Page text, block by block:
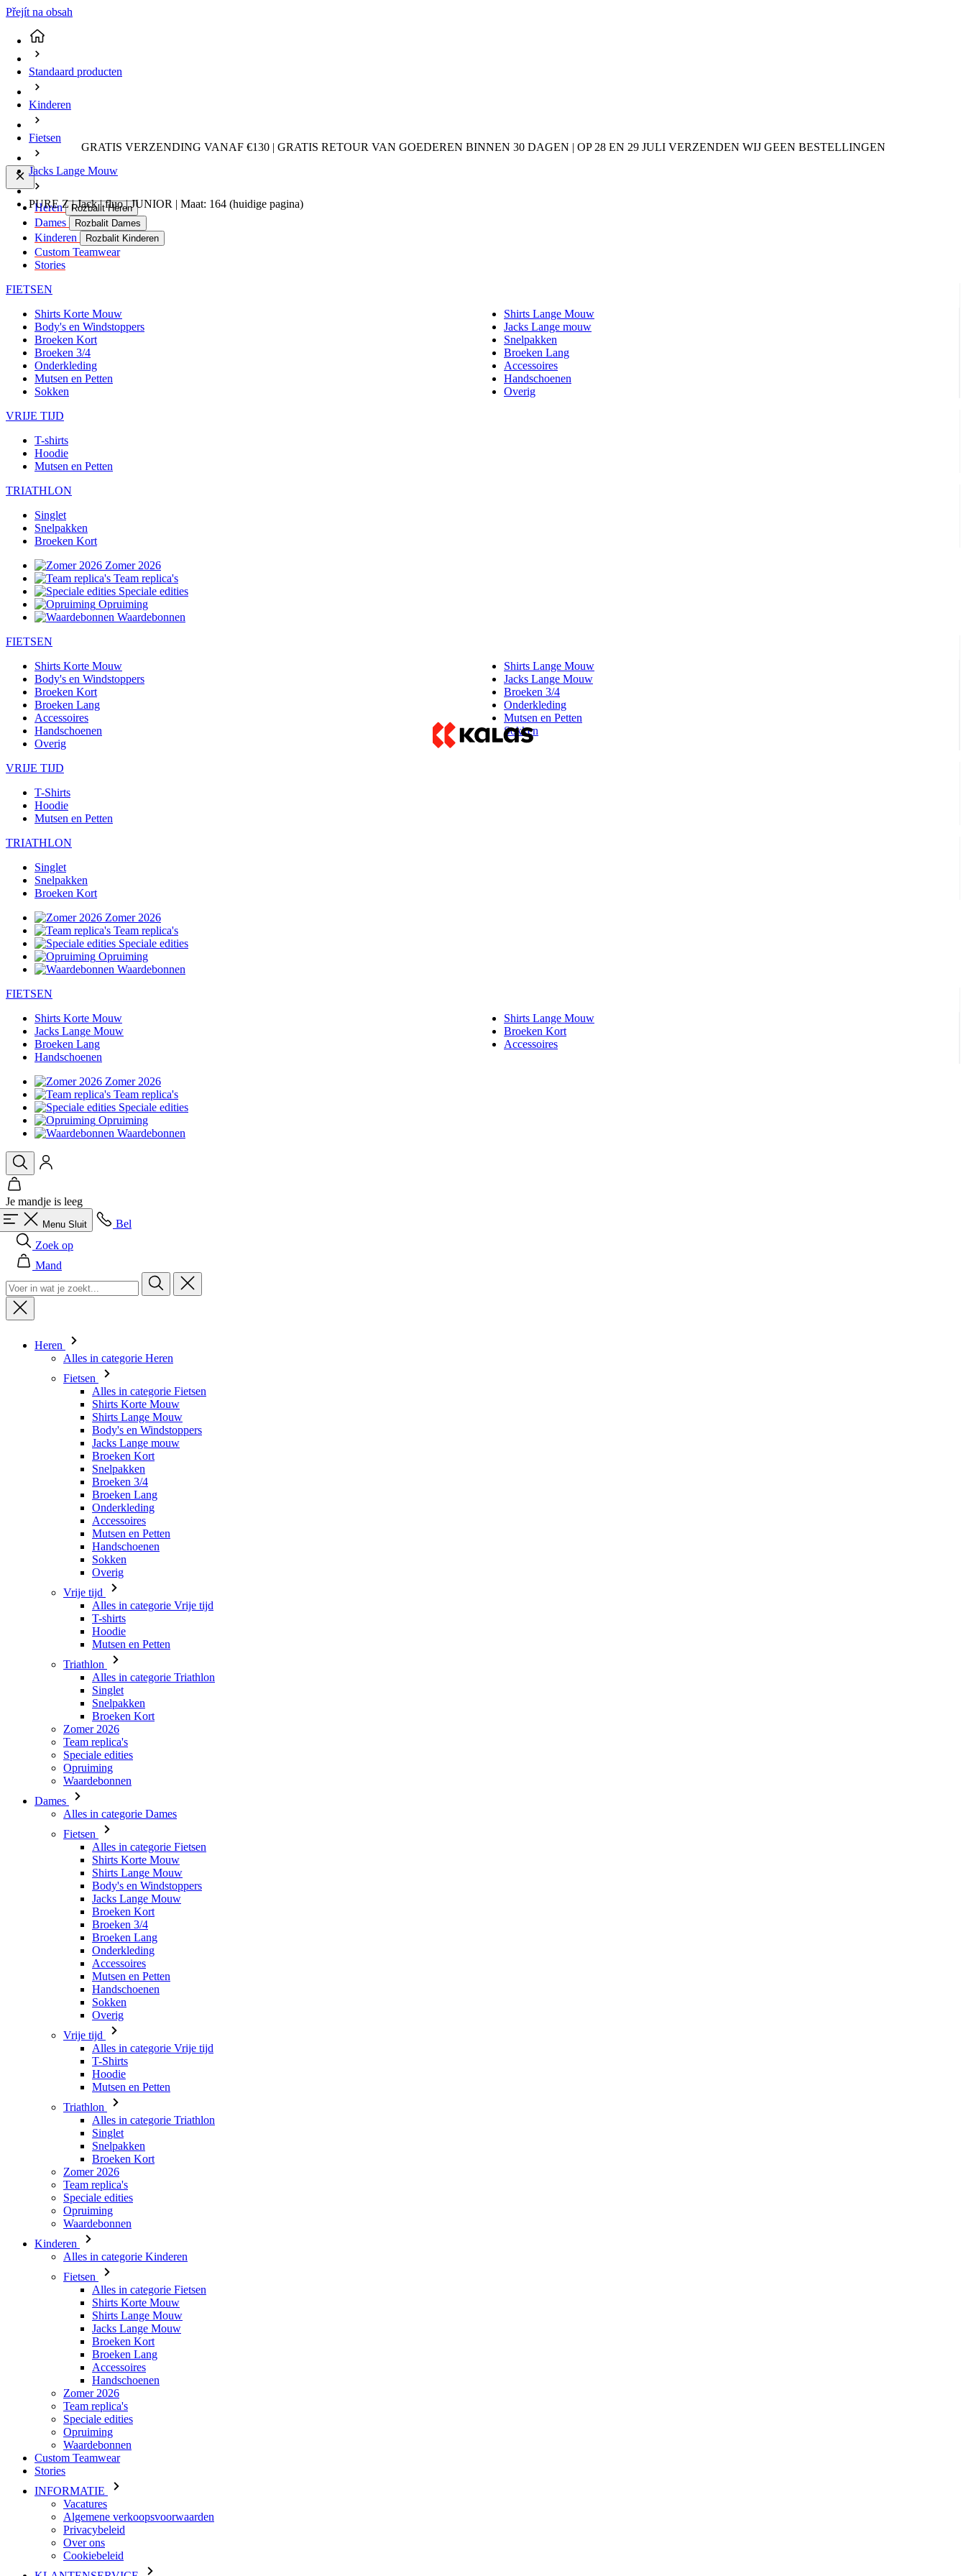
Přejít na obsah
GRATIS VERZENDING VANAF €130 | GRATIS RETOUR VAN GOEDEREN BINNEN 30 DAGEN | OP 28 EN 29 JULI VERZENDEN WIJ GEEN BESTELLINGEN
Heren Rozbalit Heren
Dames Rozbalit Dames
Kinderen Rozbalit Kinderen
Custom Teamwear
Stories
FIETSEN
Shirts Korte Mouw
Shirts Lange Mouw
Body's en Windstoppers
Jacks Lange mouw
Broeken Kort
Snelpakken
Broeken 3/4
Broeken Lang
Onderkleding
Accessoires
Mutsen en Petten
Handschoenen
Sokken
Overig
VRIJE TIJD
T-shirts
Hoodie
Mutsen en Petten
TRIATHLON
Singlet
Snelpakken
Broeken Kort
Zomer 2026
Team replica's
Speciale edities
Opruiming
Waardebonnen
FIETSEN
Shirts Korte Mouw
Shirts Lange Mouw
Body's en Windstoppers
Jacks Lange Mouw
Broeken Kort
Broeken 3/4
Broeken Lang
Onderkleding
Accessoires
Mutsen en Petten
Handschoenen
Sokken
Overig
VRIJE TIJD
T-Shirts
Hoodie
Mutsen en Petten
TRIATHLON
Singlet
Snelpakken
Broeken Kort
Zomer 2026
Team replica's
Speciale edities
Opruiming
Waardebonnen
FIETSEN
Shirts Korte Mouw
Shirts Lange Mouw
Jacks Lange Mouw
Broeken Kort
Broeken Lang
Accessoires
Handschoenen
Zomer 2026
Team replica's
Speciale edities
Opruiming
Waardebonnen
Je mandje is leeg
Menu Sluit
Bel
Zoek op
Mand
Heren
Alles in categorie Heren
Fietsen
Alles in categorie Fietsen
Shirts Korte Mouw
Shirts Lange Mouw
Body's en Windstoppers
Jacks Lange mouw
Broeken Kort
Snelpakken
Broeken 3/4
Broeken Lang
Onderkleding
Accessoires
Mutsen en Petten
Handschoenen
Sokken
Overig
Vrije tijd
Alles in categorie Vrije tijd
T-shirts
Hoodie
Mutsen en Petten
Triathlon
Alles in categorie Triathlon
Singlet
Snelpakken
Broeken Kort
Zomer 2026
Team replica's
Speciale edities
Opruiming
Waardebonnen
Dames
Alles in categorie Dames
Fietsen
Alles in categorie Fietsen
Shirts Korte Mouw
Shirts Lange Mouw
Body's en Windstoppers
Jacks Lange Mouw
Broeken Kort
Broeken 3/4
Broeken Lang
Onderkleding
Accessoires
Mutsen en Petten
Handschoenen
Sokken
Overig
Vrije tijd
Alles in categorie Vrije tijd
T-Shirts
Hoodie
Mutsen en Petten
Triathlon
Alles in categorie Triathlon
Singlet
Snelpakken
Broeken Kort
Zomer 2026
Team replica's
Speciale edities
Opruiming
Waardebonnen
Kinderen
Alles in categorie Kinderen
Fietsen
Alles in categorie Fietsen
Shirts Korte Mouw
Shirts Lange Mouw
Jacks Lange Mouw
Broeken Kort
Broeken Lang
Accessoires
Handschoenen
Zomer 2026
Team replica's
Speciale edities
Opruiming
Waardebonnen
Custom Teamwear
Stories
INFORMATIE
Vacatures
Algemene verkoopsvoorwaarden
Privacybeleid
Over ons
Cookiebeleid
Standaard producten
Kinderen
Fietsen
Jacks Lange Mouw
PURE Z | Jack | fluo | JUNIOR | Maat: 164 (huidige pagina)